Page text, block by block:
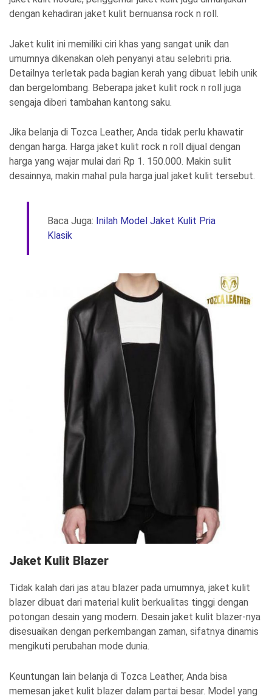
dengan kehadiran jaket kulit bernuansa rock n roll.
Jaket kulit ini memiliki ciri khas yang sangat unik dan
umumnya dikenakan oleh penyanyi atau selebriti pria.
Detailnya terletak pada bagian kerah yang dibuat lebih unik
dan bergelombang. Beberapa jaket kulit rock n roll juga
sengaja diberi tambahan kantong saku.
Jika belanja di Tozca Leather, Anda tidak perlu khawatir
dengan harga. Harga jaket kulit rock n roll dijual dengan
harga yang wajar mulai dari Rp 1. 150.000. Makin sulit
desainnya, makin mahal pula harga jual jaket kulit tersebut.
Baca Juga: Inilah Model Jaket Kulit Pria
Klasik
Jaket Kulit Blazer
Tidak kalah dari jas atau blazer pada umumnya, jaket kulit
blazer dibuat dari material kulit berkualitas tinggi dengan
potongan desain yang modern. Desain jaket kulit blazer-nya
disesuaikan dengan perkembangan zaman, sifatnya dinamis
mengikuti perubahan mode dunia.
Keuntungan lain belanja di Tozca Leather, Anda bisa
memesan jaket kulit blazer dalam partai besar. Model yang